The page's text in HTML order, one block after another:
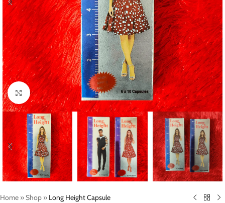
Click to enlarge
Home »Shop » Long Height Capsule